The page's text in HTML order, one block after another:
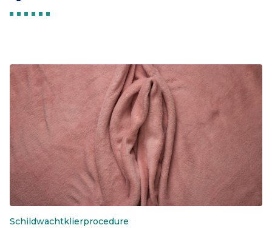
Schildwachtklierprocedure